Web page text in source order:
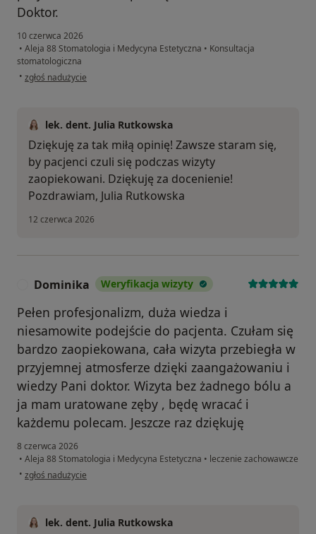
Doktor.
10 czerwca 2026
• Aleja 88 Stomatologia i Medycyna Estetyczna • Konsultacja
stomatologiczna
• w opinii użytkownika JM
zgłoś nadużycie
lek. dent. Julia Rutkowska
Dziękuję za tak miłą opinię! Zawsze staram się,
by pacjenci czuli się podczas wizyty
zaopiekowani. Dziękuję za docenienie!
Pozdrawiam, Julia Rutkowska
12 czerwca 2026
Dominika Weryfikacja wizyty
Pełen profesjonalizm, duża wiedza i
niesamowite podejście do pacjenta. Czułam się
bardzo zaopiekowana, cała wizyta przebiegła w
przyjemnej atmosferze dzięki zaangażowaniu i
wiedzy Pani doktor. Wizyta bez żadnego bólu a
ja mam uratowane zęby , będę wracać i
każdemu polecam. Jeszcze raz dziękuję
8 czerwca 2026
• Aleja 88 Stomatologia i Medycyna Estetyczna • leczenie zachowawcze
• w opinii użytkownika Dominika
zgłoś nadużycie
lek. dent. Julia Rutkowska